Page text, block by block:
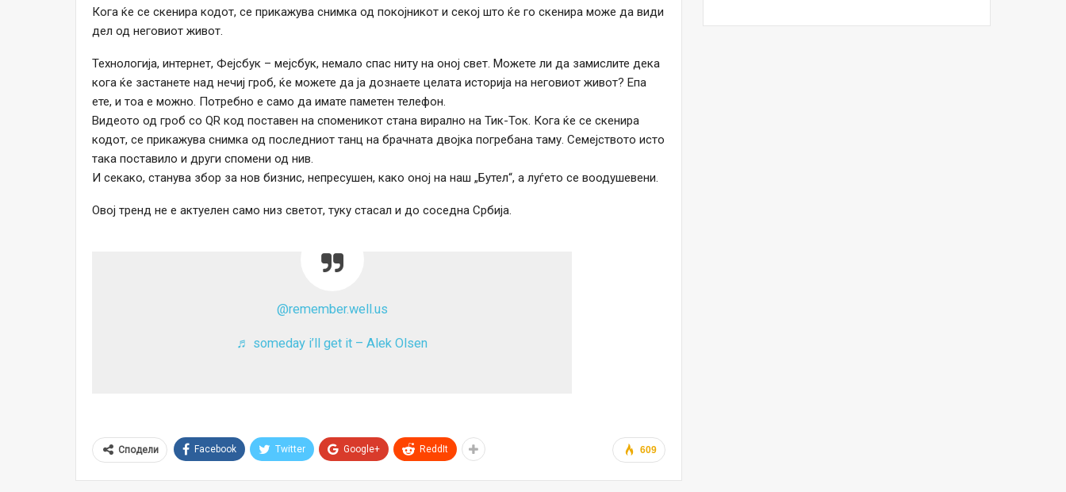
Кога ќе се скенира кодот, се прикажува снимка од покојникот и секој што ќе го скенира може да види
дел од неговиот живот.
Технологија, интернет, Фејсбук – мејсбук, немало спас ниту на оној свет. Можете ли да замислите дека
кога ќе застанете над нечиј гроб, ќе можете да ја дознаете целата историја на неговиот живот? Епа
ете, и тоа е можно. Потребно е само да имате паметен телефон.
Видеото од гроб со QR код поставен на споменикот стана вирално на Тик-Ток. Кога ќе се скенира
кодот, се прикажува снимка од последниот танц на брачната двојка погребана таму. Семејството исто
така поставило и други спомени од нив.
И секако, станува збор за нов бизнис, непресушен, како оној на наш „Бутел“, а луѓето се воодушевени.
Овој тренд не е актуелен само низ светот, туку стасал и до соседна Србија.
@remember.well.us
♬ someday i’ll get it – Alek Olsen
609
Сподели Facebook Twitter Google+ ReddIt